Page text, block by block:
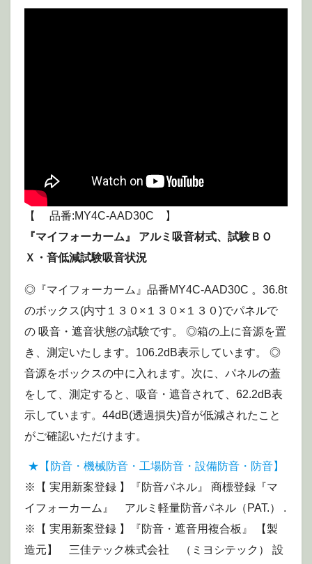
【 品番:MY4C-AAD30C 】
『マイフォーカーム』 アルミ吸音材式、試験ＢＯ
Ｘ・音低減試験吸音状況
◎『マイフォーカーム』品番MY4C-AAD30C 。36.8t
のボックス(内寸１３０×１３０×１３０)でパネルで
の 吸音・遮音状態の試験です。 ◎箱の上に音源を置
き、測定いたします。106.2dB表示しています。 ◎
音源をボックスの中に入れます。次に、パネルの蓋
をして、測定すると、吸音・遮音されて、62.2dB表
示しています。44dB(透過損失)音が低減されたこと
がご確認いただけます。
★【防音・機械防音・工場防音・設備防音・防音】
※【 実用新案登録 】『防音パネル』 商標登録『マ
イフォーカーム』 アルミ軽量防音パネル（PAT.） .
※【 実用新案登録 】『防音・遮音用複合板』 【製
造元】 三佳テック株式会社 （ミヨシテック） 設